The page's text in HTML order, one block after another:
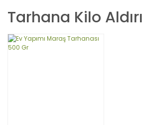
Tarhana Kilo